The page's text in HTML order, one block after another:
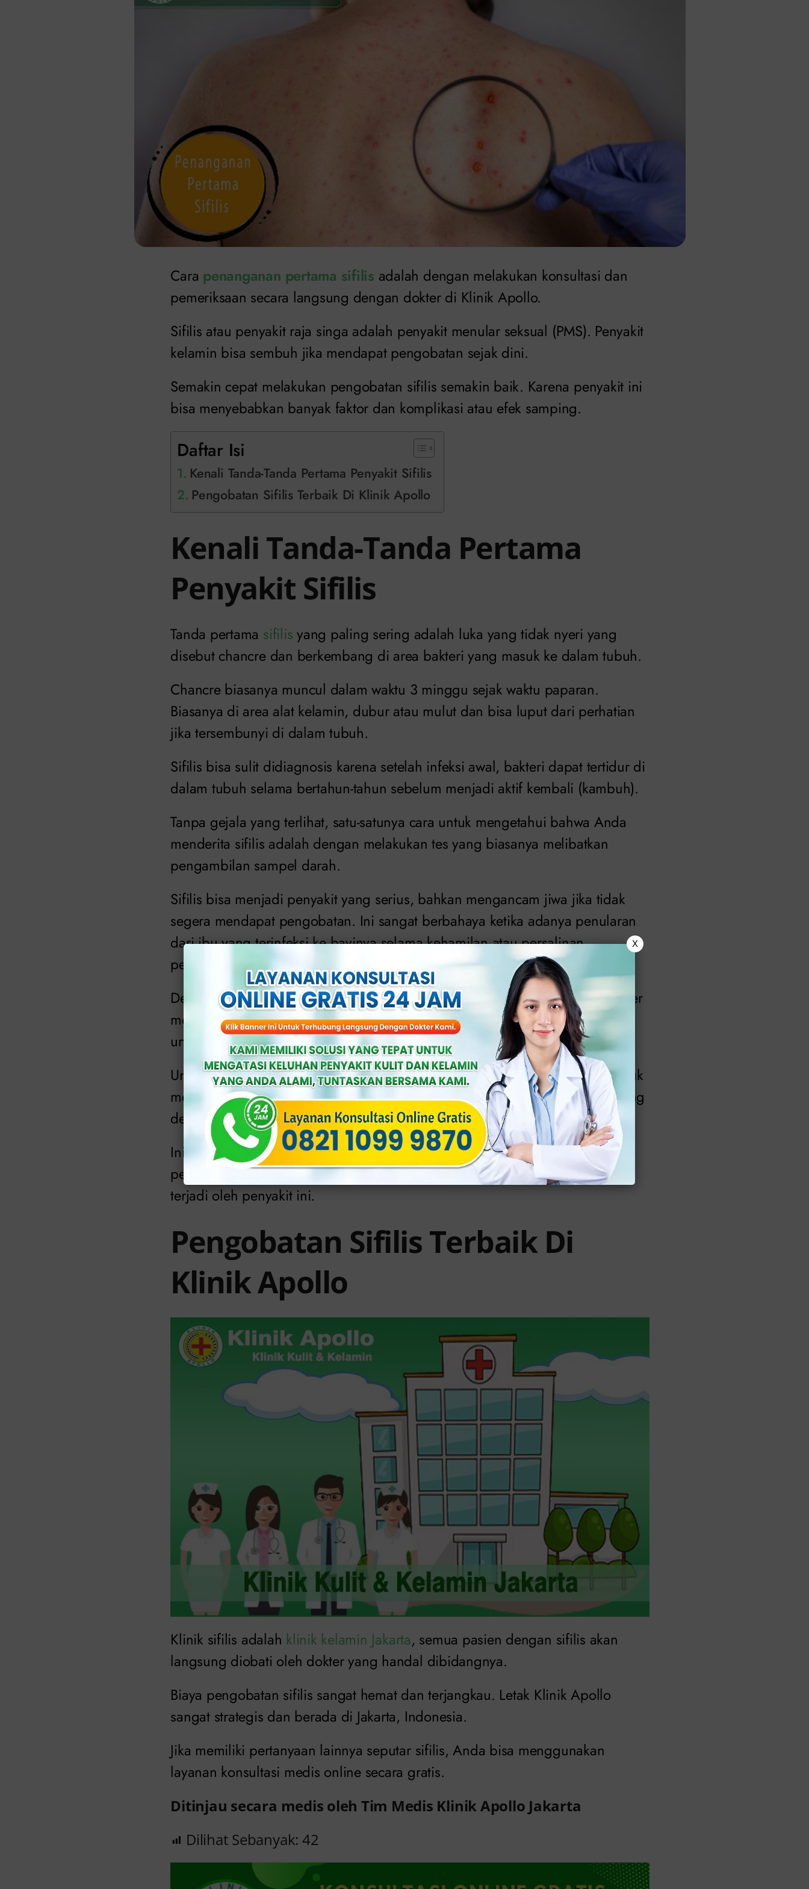
Cara penanganan pertama sifilis adalah dengan melakukan konsultasi dan
pemeriksaan secara langsung dengan dokter di Klinik Apollo.
Sifilis atau penyakit raja singa adalah penyakit menular seksual (PMS). Penyakit
kelamin bisa sembuh jika mendapat pengobatan sejak dini.
Semakin cepat melakukan pengobatan sifilis semakin baik. Karena penyakit ini
bisa menyebabkan banyak faktor dan komplikasi atau efek samping.
Daftar Isi
Kenali Tanda-Tanda Pertama Penyakit Sifilis
Pengobatan Sifilis Terbaik Di Klinik Apollo
Kenali Tanda-Tanda Pertama
Penyakit Sifilis
Tanda pertama sifilis yang paling sering adalah luka yang tidak nyeri yang
disebut chancre dan berkembang di area bakteri yang masuk ke dalam tubuh.
Chancre biasanya muncul dalam waktu 3 minggu sejak waktu paparan.
Biasanya di area alat kelamin, dubur atau mulut dan bisa luput dari perhatian
jika tersembunyi di dalam tubuh.
Sifilis bisa sulit didiagnosis karena setelah infeksi awal, bakteri dapat tertidur di
dalam tubuh selama bertahun-tahun sebelum menjadi aktif kembali (kambuh).
Tanpa gejala yang terlihat, satu-satunya cara untuk mengetahui bahwa Anda
menderita sifilis adalah dengan melakukan tes yang biasanya melibatkan
pengambilan sampel darah.
Sifilis bisa menjadi penyakit yang serius, bahkan mengancam jiwa jika tidak
segera mendapat pengobatan. Ini sangat berbahaya ketika adanya penularan
dari ibu yang terinfeksi ke bayinya selama kehamilan atau persalinan
pervaginam.
Dengan jumlah kasus sifilis, termasuk sifilis kongenital yang meningkat. Dokter
merekomendasikan pemeriksaan setiap tahunnya atau bahkan lebih sering
untuk orang-orang yang berisiko tinggi.
Untungnya, ada beberapa pengobatan yang sangat efektif yang tersedia untuk
membunuh bakteri penyebab sifilis dan infeksinya mudah sembuh pada orang
dewasa jika mendapat pengobatan sejak dini.
Ini juga dapat mendapat pengobatan pada tahap selanjutnya, tetapi
pengobatan tidak dapat membalikkan kerusakan organ yang mungkin telah
terjadi oleh penyakit ini.
Pengobatan Sifilis Terbaik Di
Klinik Apollo
Klinik sifilis adalah klinik kelamin Jakarta, semua pasien dengan sifilis akan
langsung diobati oleh dokter yang handal dibidangnya.
Biaya pengobatan sifilis sangat hemat dan terjangkau. Letak Klinik Apollo
sangat strategis dan berada di Jakarta, Indonesia.
Jika memiliki pertanyaan lainnya seputar sifilis, Anda bisa menggunakan
layanan konsultasi medis online secara gratis.
Ditinjau secara medis oleh Tim Medis Klinik Apollo Jakarta
Dilihat Sebanyak: 42
X